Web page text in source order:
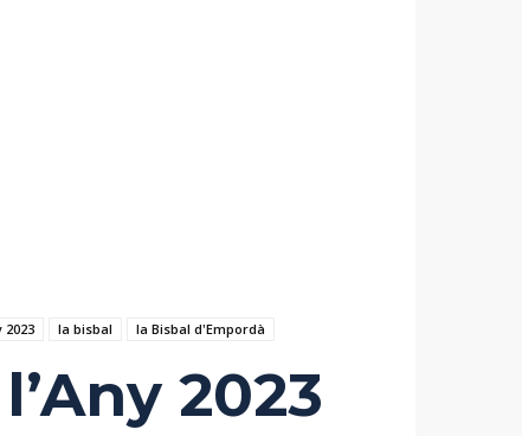
2023 la bisbal la Bisbal d'Empordà
2023